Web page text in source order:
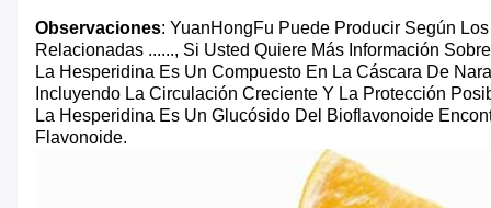
Observaciones: YuanHongFu Puede Producir Según
Relacionadas ......, Si Usted Quiere Más Información
La Hesperidina Es Un Compuesto En La Cáscara De
Incluyendo La Circulación Creciente Y La Protección
La Hesperidina Es Un Glucósido Del Bioflavonoide
Flavonoide.